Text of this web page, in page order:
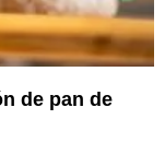
de pan de